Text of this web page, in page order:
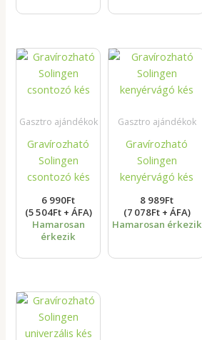
Gasztro ajándékok
Gravírozható
Solingen
csontozó kés
6 990Ft
(5 504Ft + ÁFA)
Hamarosan
érkezik
Gasztro ajándékok
Gravírozható
Solingen
kenyérvágó kés
8 989Ft
(7 078Ft + ÁFA)
Hamarosan érkezik